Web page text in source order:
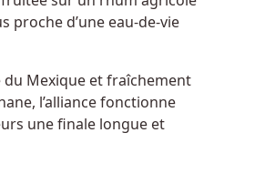
proche d’une eau-de-vie
du Mexique et fraîchement
l’alliance fonctionne
une finale longue et